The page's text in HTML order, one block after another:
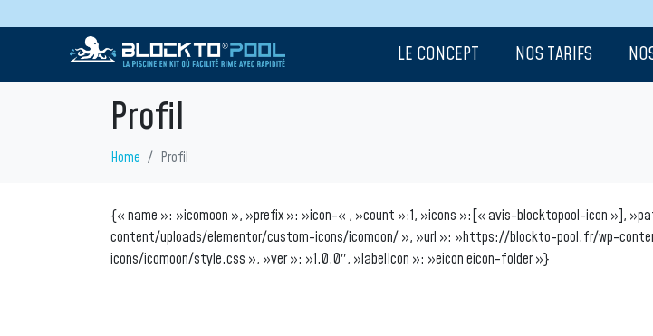
LE CONCEPT NOS TARIFS
Profil
Home Profil
{« name »: »icomoon », »prefix »: »icon-« , »count »:1, »icons »:[« avis-blocktopool-icon »],
content/uploads/elementor/custom-icons/icomoon/ », »url »: »https://blockto-pool.fr/wp-
icons/icomoon/style.css », »ver »: »1.0.0″, »labelIcon »: »eicon eicon-folder »}